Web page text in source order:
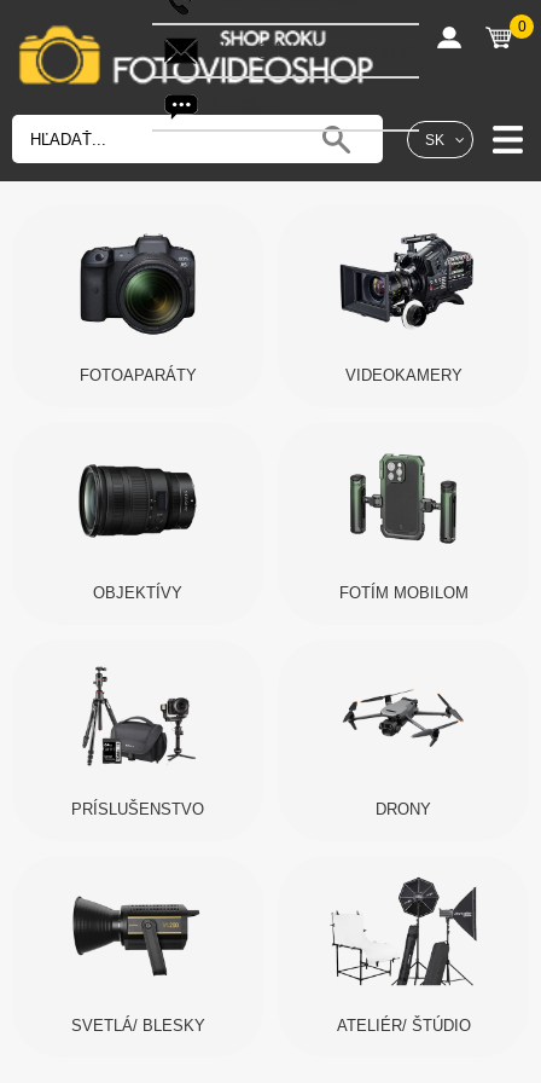
SK
shop@fotovideoshop.sk
0
FOTOAPARÁTY VIDEOKAMERY
OBJEKTÍVY FOTÍM MOBILOM
PRÍSLUŠENSTVO DRONY
SVETLÁ/ BLESKY ATELIÉR/ ŠTÚDIO